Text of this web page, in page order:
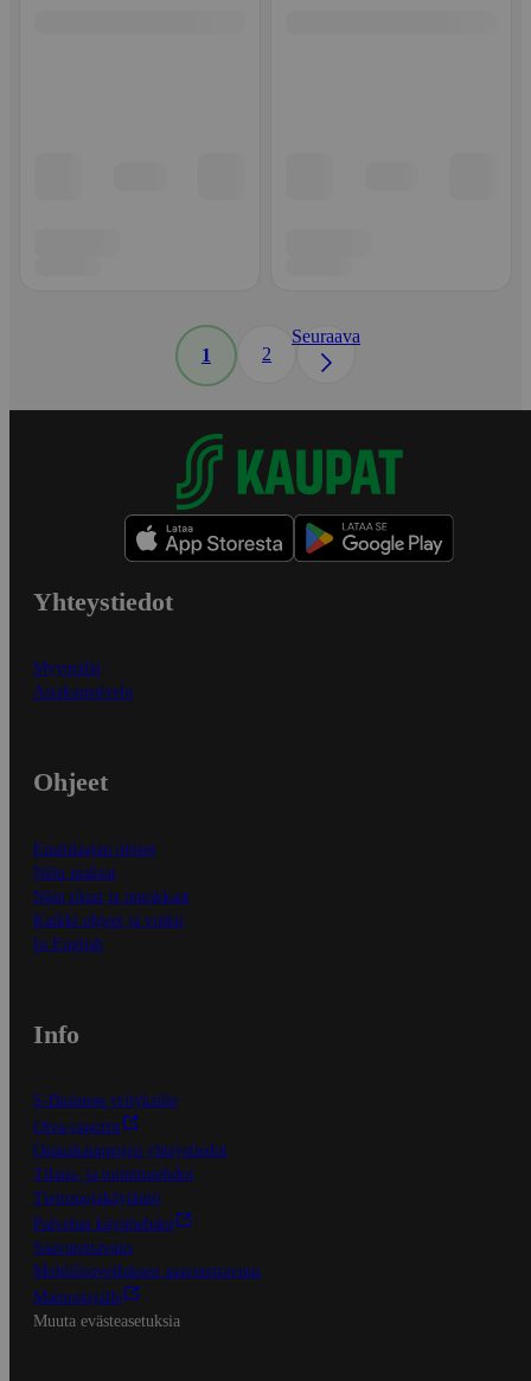
1 2
Seuraava
Yhteystiedot
Myymälät
Asiakaspalvelu
Ohjeet
Ensitilaajan ohjeet
Näin maksat
Näin tilaat ja muokkaat
Kaikki ohjeet ja vinkit
In English
Info
S-Business yrityksille
Oiva-raportit
Osuuskauppojen yhteystiedot
Tilaus- ja toimitusehdot
Tietosuojakäytäntö
Palvelun käyttöehdot
Saavutettavuus
Mobiilisovelluksen saavutettavuus
Mainostajalle
Muuta evästeasetuksia